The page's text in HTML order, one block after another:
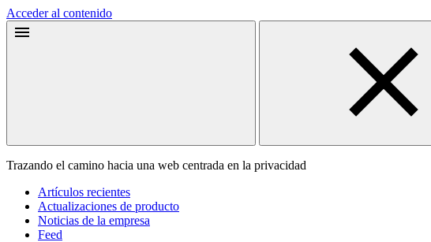
Acceder al contenido
Trazando el camino hacia una web centrada en la privacidad
Artículos recientes
Actualizaciones de producto
Noticias de la empresa
Feed